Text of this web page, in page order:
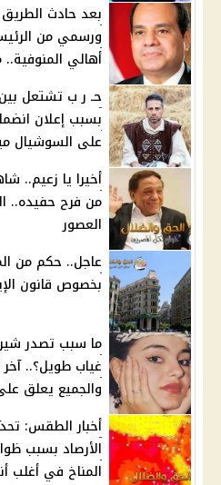
بعد حادث الطريق
ورسمي من
أهالي المنوفية..
حـ ر ب تشتعل
بسبب إعلان
على السوشيال
أخيرا يا زعيم..
من فرح حفيده..
العصور
عاجل.. حكم من
بخصوص قانون
ما سبب تصدر
غياب طويل؟..
والجميع يعلق
أخبار الطقس:
الأرصاد بسبب
المناخ في أغلب